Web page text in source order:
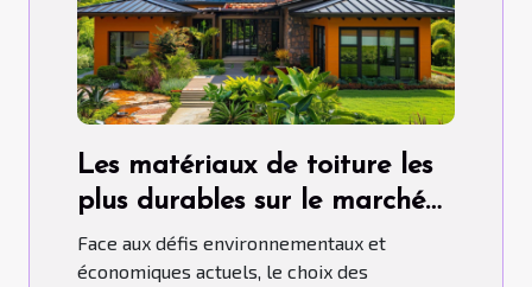
Les matériaux de toiture les
plus durables sur le marché
aujourd'hui
Face aux défis environnementaux et
économiques actuels, le choix des